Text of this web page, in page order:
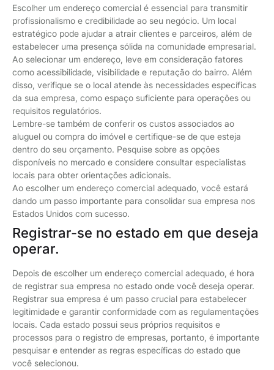
Escolher um endereço comercial é essencial para transmitir
profissionalismo e credibilidade ao seu negócio. Um local
estratégico pode ajudar a atrair clientes e parceiros, além de
estabelecer uma presença sólida na comunidade empresarial.
Ao selecionar um endereço, leve em consideração fatores
como acessibilidade, visibilidade e reputação do bairro. Além
disso, verifique se o local atende às necessidades específicas
da sua empresa, como espaço suficiente para operações ou
requisitos regulatórios.
Lembre-se também de conferir os custos associados ao
aluguel ou compra do imóvel e certifique-se de que esteja
dentro do seu orçamento. Pesquise sobre as opções
disponíveis no mercado e considere consultar especialistas
locais para obter orientações adicionais.
Ao escolher um endereço comercial adequado, você estará
dando um passo importante para consolidar sua empresa nos
Estados Unidos com sucesso.
Registrar-se no estado em que deseja
operar.
Depois de escolher um endereço comercial adequado, é hora
de registrar sua empresa no estado onde você deseja operar.
Registrar sua empresa é um passo crucial para estabelecer
legitimidade e garantir conformidade com as regulamentações
locais. Cada estado possui seus próprios requisitos e
processos para o registro de empresas, portanto, é importante
pesquisar e entender as regras específicas do estado que
você selecionou.